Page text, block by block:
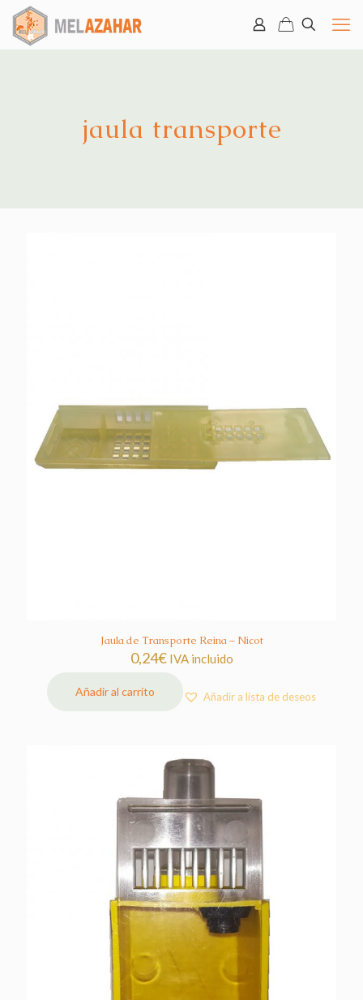
jaula transporte
Jaula de Transporte Reina – Nicot
0,24€ IVA incluido
Añadir al carrito Añadir a lista de deseos